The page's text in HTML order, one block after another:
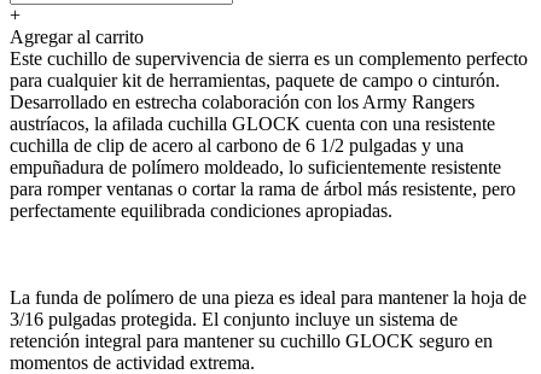
+
Agregar al carrito
Este cuchillo de supervivencia de sierra es un complemento perfecto
para cualquier kit de herramientas, paquete de campo o cinturón.
Desarrollado en estrecha colaboración con los Army Rangers
austríacos, la afilada cuchilla GLOCK cuenta con una resistente
cuchilla de clip de acero al carbono de 6 1/2 pulgadas y una
empuñadura de polímero moldeado, lo suficientemente resistente
para romper ventanas o cortar la rama de árbol más resistente, pero
perfectamente equilibrada condiciones apropiadas.
La funda de polímero de una pieza es ideal para mantener la hoja de
3/16 pulgadas protegida. El conjunto incluye un sistema de
retención integral para mantener su cuchillo GLOCK seguro en
momentos de actividad extrema.